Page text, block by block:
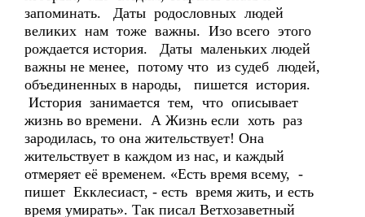
запоминать. Даты родословных людей
великих нам тоже важны. Изо всего этого
рождается история. Даты маленьких людей
важны не менее, потому что из судеб людей,
объединенных в народы, пишется история.
История занимается тем, что описывает
жизнь во времени. А Жизнь если хоть раз
зародилась, то она жительствует! Она
жительствует в каждом из нас, и каждый
отмеряет её временем. «Есть время всему, -
пишет Екклесиаст, - есть время жить, и есть
время умирать». Так писал Ветхозаветный